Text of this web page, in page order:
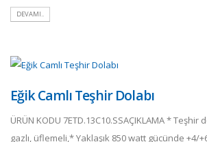
DEVAMI..
Eğik Camlı Teşhir Dolabı
ÜRÜN KODU 7ETD.13C10.SSAÇIKLAMA * Teşhir
gazlı, üflemeli,* Yaklaşık 850 watt gücünde +4/+6